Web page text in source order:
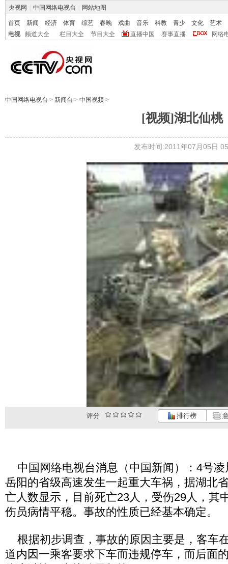
央视网 中国网络电视台 网站地图
首页 新闻 经济 体育 综艺 春晚 戏曲 音乐 科教 青少 文化
艺术
电视
频道大全 栏目大全 节目大全 直播中国 赛事直播 网络
中国网络电视台 > 新闻台 > 中国视频 >
[视频]湖北仙桃
发布时间:2011年07月05日
评分 排行榜
中国网络电视台消息（中国新闻）：4号凌
岳阳的省级高速发生一起重大车祸，据湖北
亡人数显示，目前死亡23人，受伤29人，其
伤员病情平稳。事故的性质已经基本确定。
根据初步调查，事故的原因主要是，客车
道内因一乘客要求下车而违规停车，而后面